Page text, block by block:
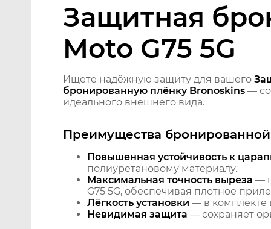
Защитная
Moto G75 5G
Ищете надёжную защиту для вашего
бронированную плёнку Bronoskins —
идеального внешнего вида.
Преимущества
Повышенная устойчивость к
полиуретановому материалу.
Максимальная точность выреза —
G75 5G, обеспечивая плотное
Лёгкость установки — в комплекте
Невидимая защита — сохраняет